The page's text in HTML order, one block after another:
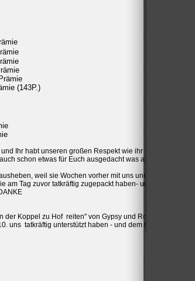
(143P.)
Ihr habt unseren großen Respekt wie ihr Hand in Hand
schon etwas für Euch ausgedacht was aber vorher nicht
weil sie Wochen vorher mit uns und unseren
Tag zuvor tatkräftig zugepackt haben- unter anderem die
Koppel zu Hof reiten" von Gypsy und Ronja.
uns tatkräftig unterstützt haben - und dem Richterteam.